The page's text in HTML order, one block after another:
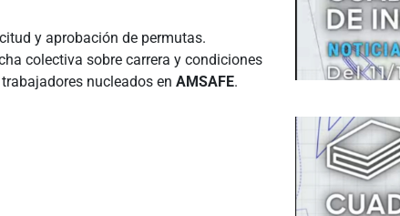
y aprobación de permutas.
colectiva sobre carrera y condiciones
nucleados en AMSAFE.